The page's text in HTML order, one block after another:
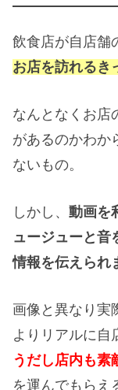
飲食店が自店舗
お店を訪れるき
なんとなくお店
があるのかわか
ないもの。
しかし、 動画を
ュージューと音
情報を伝えられ
画像と異なり実
よりリアルに自
うだし店内も素
を運んでもらえ